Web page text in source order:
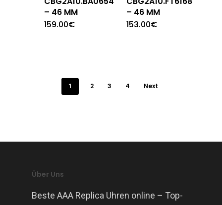
– 46 MM
159.00€
– 46 MM
153.00€
1 2 3 4 Next
Über Uns
Beste AAA Replica Uhren online – Top-